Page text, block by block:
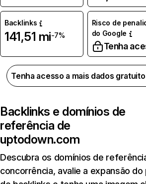
Backlinks
141,51 mi-7%
Risco de
do Google
Tenha
Tenha acesso a mais dados
Backlinks e domínios de
referência de
uptodown.com
Descubra os domínios de
concorrência, avalie a expansão